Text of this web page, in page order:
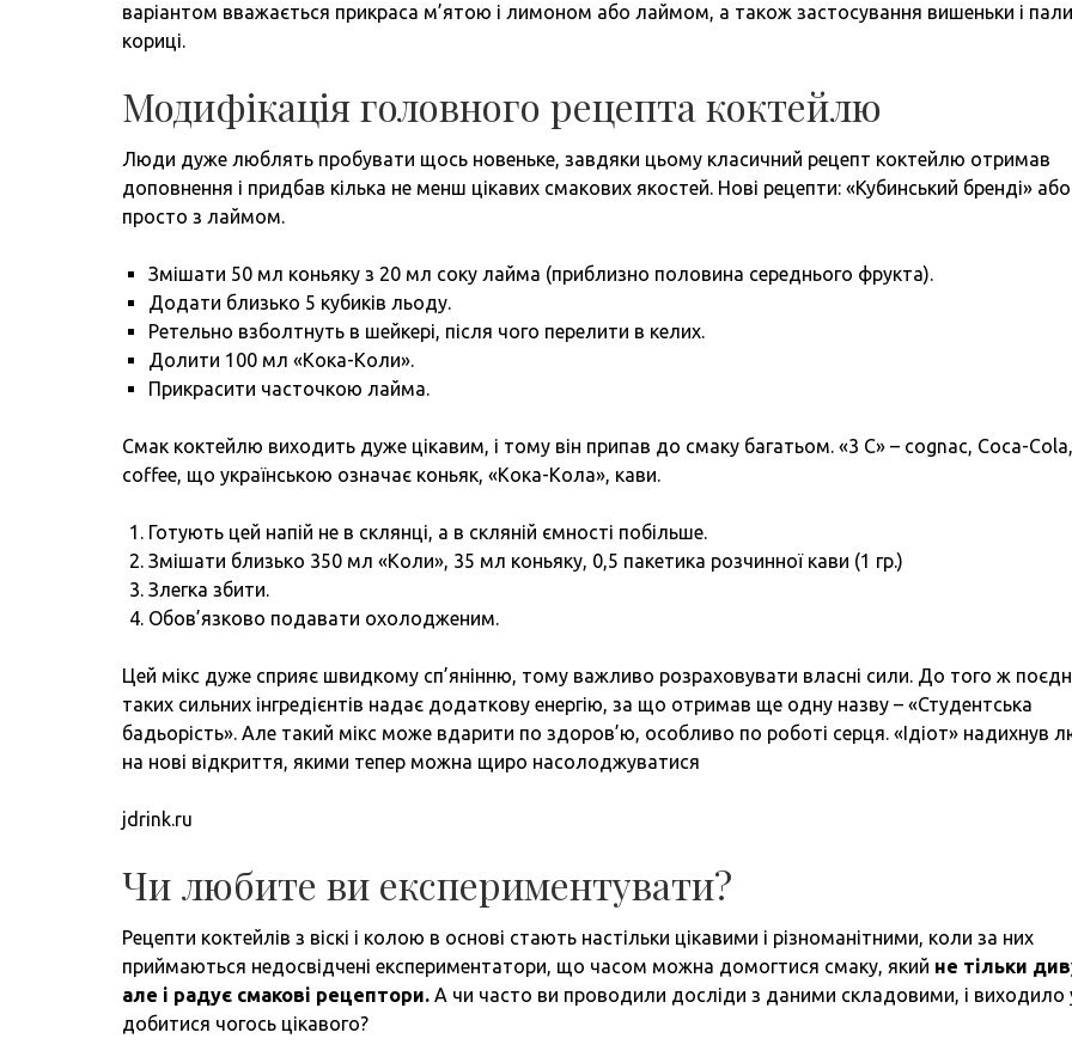
варіантом вважається прикраса м’ятою і лимоном або лаймом, а також застосування вишеньки і
кориці.
Модифікація головного рецепта коктейлю
Люди дуже люблять пробувати щось новеньке, завдяки цьому класичний рецепт коктейлю отримав
доповнення і придбав кілька не менш цікавих смакових якостей. Нові рецепти: «Кубинський бренді» або
просто з лаймом.
Змішати 50 мл коньяку з 20 мл соку лайма (приблизно половина середнього фрукта).
Додати близько 5 кубиків льоду.
Ретельно взболтнуть в шейкері, після чого перелити в келих.
Долити 100 мл «Кока-Коли».
Прикрасити часточкою лайма.
Смак коктейлю виходить дуже цікавим, і тому він припав до смаку багатьом. «3 С» – cognac, Сoca-Сola,
coffee, що українською означає коньяк, «Кока-Кола», кави.
Готують цей напій не в склянці, а в скляній ємності побільше.
Змішати близько 350 мл «Коли», 35 мл коньяку, 0,5 пакетика розчинної кави (1 гр.)
Злегка збити.
Обов’язково подавати охолодженим.
Цей мікс дуже сприяє швидкому сп’янінню, тому важливо розраховувати власні сили. До того ж
таких сильних інгредієнтів надає додаткову енергію, за що отримав ще одну назву – «Студентська
бадьорість». Але такий мікс може вдарити по здоров’ю, особливо по роботі серця. «Ідіот» надихнув
на нові відкриття, якими тепер можна щиро насолоджуватися
jdrink.ru
Чи любите ви експериментувати?
Рецепти коктейлів з віскі і колою в основі стають настільки цікавими і різноманітними, коли за них
приймаються недосвідчені експериментатори, що часом можна домогтися смаку, який не тільки
але і радує смакові рецептори. А чи часто ви проводили досліди з даними складовими, і виходило
добитися чогось цікавого?